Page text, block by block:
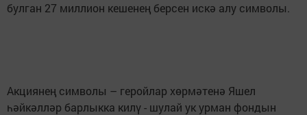
булган 27 миллион кешенең берсен искә алу символы.
Акциянең символы – геройлар хөрмәтенә Яшел
һәйкәлләр барлыкка килү - шулай ук урман фондын